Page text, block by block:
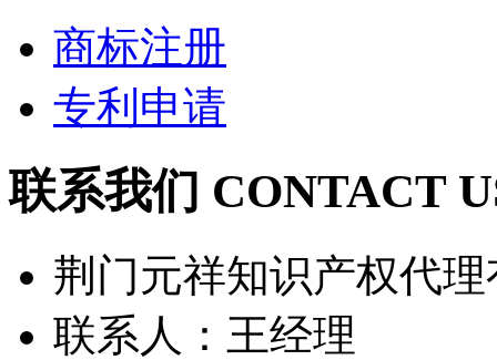
商标注册
专利申请
联系我们 CONTACT
荆门元祥知识产权代
联系人：王经理